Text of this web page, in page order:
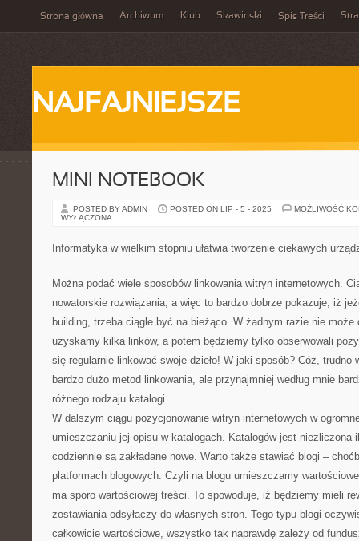
Strona główna Archiwum Klub Skawinski Spis Treści
NAJFAJNIEJSZE
MINI NOTEBOOK
POSTED BY ADMIN POSTED ON LIP - 5 - 2025
MOŻLIWOŚĆ
WYŁĄCZONA
Informatyka w wielkim stopniu ułatwia tworzenie ciekawych
Można podać wiele sposobów linkowania witryn internetowych.
nowatorskie rozwiązania, a więc to bardzo dobrze pokazuje, iż
building, trzeba ciągle być na bieżąco. W żadnym razie nie
uzyskamy kilka linków, a potem będziemy tylko obserwowali
się regularnie linkować swoje dzieło! W jaki sposób? Cóż, trudno
bardzo dużo metod linkowania, ale przynajmniej według mnie
różnego rodzaju katalogi.
W dalszym ciągu pozycjonowanie witryn internetowych w
umieszczaniu jej opisu w katalogach. Katalogów jest niezliczona
codziennie są zakładane nowe. Warto także stawiać blogi –
platformach blogowych. Czyli na blogu umieszczamy
ma sporo wartościowej treści. To spowoduje, iż będziemy mieli
zostawiania odsyłaczy do własnych stron. Tego typu blogi
całkowicie wartościowe, wszystko tak naprawdę zależy od